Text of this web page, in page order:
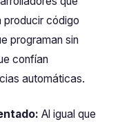
producir código
programan sin
confían
automáticas.
Al igual que